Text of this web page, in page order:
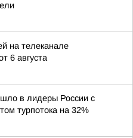
на телеканале
6 августа
в лидеры России с
турпотока на 32%